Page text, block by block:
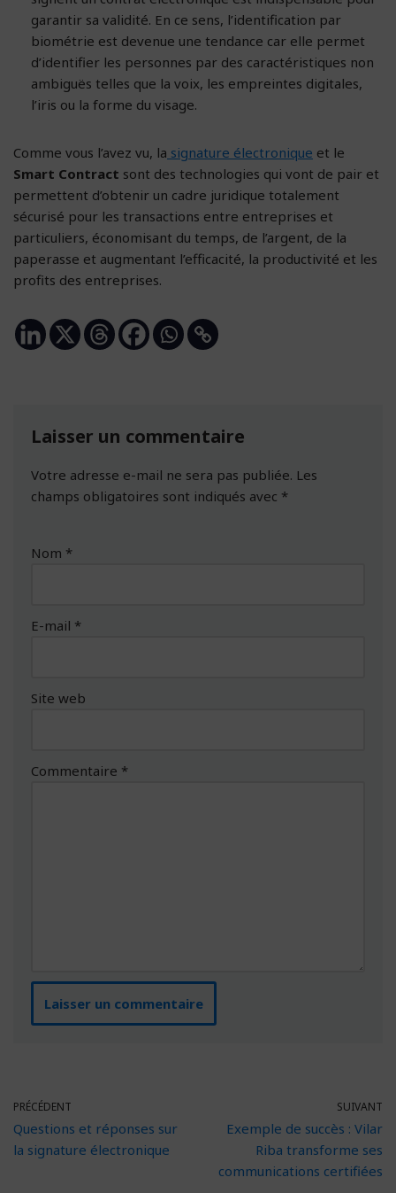
garantir sa validité. En ce sens, l’identification par
biométrie est devenue une tendance car elle permet
d’identifier les personnes par des caractéristiques non
ambiguës telles que la voix, les empreintes digitales,
l’iris ou la forme du visage.
Comme vous l’avez vu, la signature électronique et le
Smart Contract sont des technologies qui vont de pair et
permettent d’obtenir un cadre juridique totalement
sécurisé pour les transactions entre entreprises et
particuliers, économisant du temps, de l’argent, de la
paperasse et augmentant l’efficacité, la productivité et les
profits des entreprises.
Laisser un commentaire
Votre adresse e-mail ne sera pas publiée. Les
champs obligatoires sont indiqués avec *
Nom *
E-mail *
Site web
Commentaire *
PRÉCÉDENT
Questions et réponses sur
la signature électronique
SUIVANT
Exemple de succès : Vilar
Riba transforme ses
communications certifiées